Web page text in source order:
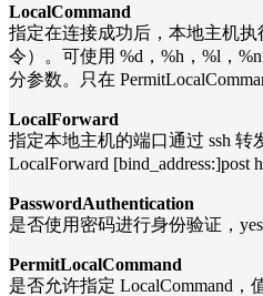
LocalCommand
指定在连接成功后，本地主机
令）。可使用 %d，%h，%l，
分参数。只在
LocalForward
指定本地主机的端口通过 ssh 转
LocalForward [bind_address:]post
PasswordAuthentication
是否使用密码进行身份验证，
PermitLocalCommand
是否允许指定 LocalCommand，